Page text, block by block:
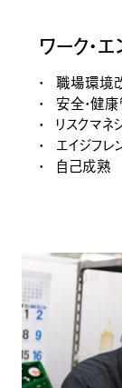
ワーク・
職場環境
安全・健
リスクマネ
エイジフレ
自己成熟